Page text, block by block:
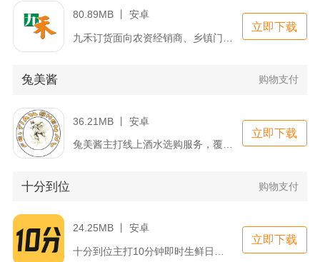
80.89MB 丨 安卓
立即下载
兔美酱 购物支付
36.21MB 丨 安卓
兔美酱主打线上酒水选购服务，覆盖酱香、红酒、口粮白酒等多款酒...
立即下载
十分到位 购物支付
24.25MB 丨 安卓
立即下载